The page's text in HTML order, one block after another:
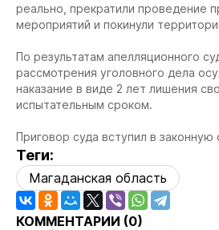
реально, прекратили проведение
мероприятий и покинули
По результатам апелляционного
рассмотрения уголовного дела
наказание в виде 2 лет лишения
испытательным сроком.
Приговор суда вступил в законную
Теги:
Магаданская область
КОММЕНТАРИИ (0)